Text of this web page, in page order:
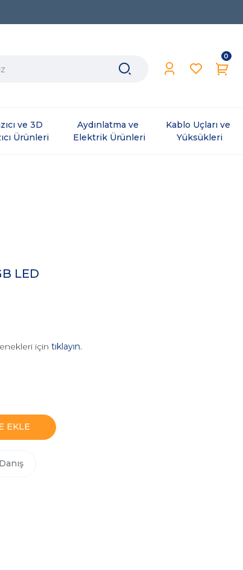
0
ve 3D
Ürünleri
Aydınlatma ve
Elektrik Ürünleri
Kablo Uçları ve
Yüksükleri
LED
için tıklayın.
EKLE